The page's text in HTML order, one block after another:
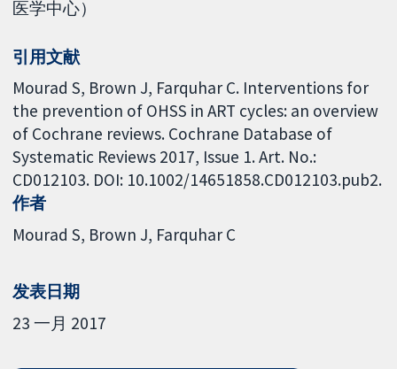
医学中心）
引用文献
Mourad S, Brown J, Farquhar C. Interventions for
the prevention of OHSS in ART cycles: an overview
of Cochrane reviews. Cochrane Database of
Systematic Reviews 2017, Issue 1. Art. No.:
CD012103. DOI: 10.1002/14651858.CD012103.pub2.
作者
Mourad S Brown J Farquhar C
发表日期
23 一月 2017